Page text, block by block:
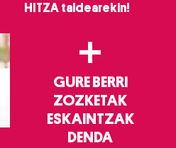
HITZA taldearekin!
+
GURE BERRI
ZOZKETAK
ESKAINTZAK
DENDA